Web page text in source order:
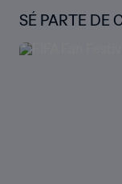
SÉ PARTE DE